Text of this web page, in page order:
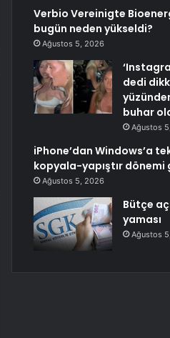
Verbio Vereinigte
bugün neden yükseldi?
Ağustos 5, 2026
dedi
buhar
Ağustos
iPhone’dan Windows’a
kopyala-yapıştır dönemi
Ağustos 5, 2026
Bütçe
yaması
Ağustos